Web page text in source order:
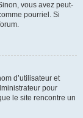
vous avez peut-
pourriel. Si
d’utilisateur et
pour
le site rencontre un